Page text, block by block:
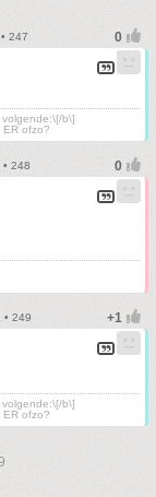
247
b\]
ofzo?
248
• 249
b\]
ofzo?